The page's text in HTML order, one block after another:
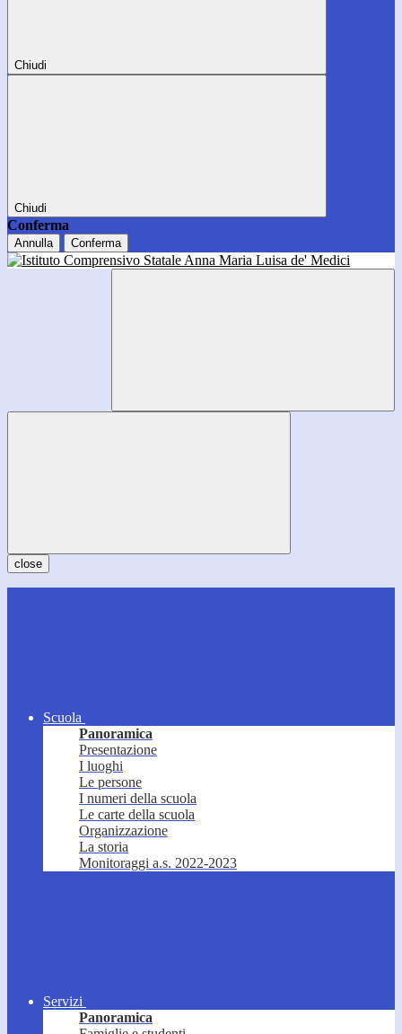
Chiudi
Chiudi
Conferma
Annulla Conferma
close
Scuola
Panoramica
Presentazione
I luoghi
Le persone
I numeri della scuola
Le carte della scuola
Organizzazione
La storia
Monitoraggi a.s. 2022-2023
Servizi
Panoramica